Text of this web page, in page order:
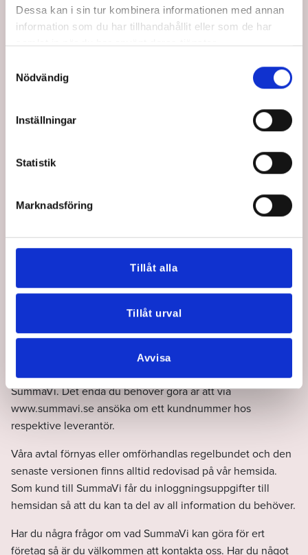
Dessa kan i sin tur kombinera informationen med annan
information som du har tillhandahållit eller som de har
samlat in när du har använt deras tjänster.
Nödvändig
Inställningar
Statistik
Marknadsföring
Tillåt alla
Tillåt urval
Avvisa
SummaVi - en
gemensam kraft vid
avtalsförhandlingar.
Vi är en organisation som vänder sig till alla företagare,
oavsett bransch, som delar vår vision "Tillsammans är vi
starkare".
Huvudsyftet med SummaVi är att kunna hjälpa våra kunder
med olika former av avtal. Vi förhandlar fram ramavtal som
våra kunder ansluter sig till. Ju fler vi är dessto intressantare
blir vi för leverantörerna.
Våra avtal omfattar bl.a. in-och utrikestransporter,
försäkringar, kreditupplysningar, finansiella tjänster,
emballage och förbrukningsmaterial, juridisk rådgivning,
drivmedel, it-relaterade tjänster och hotell.
Alla avtal är färdiga att använda för dig som är kund hos
SummaVi. Det enda du behöver göra är att via
www.summavi.se ansöka om ett kundnummer hos
respektive leverantör.
Våra avtal förnyas eller omförhandlas regelbundet och den
senaste versionen finns alltid redovisad på vår hemsida.
Som kund till SummaVi får du inloggningsuppgifter till
hemsidan så att du kan ta del av all information du behöver.
Har du några frågor om vad SummaVi kan göra för ert
företag så är du välkommen att kontakta oss. Har du något